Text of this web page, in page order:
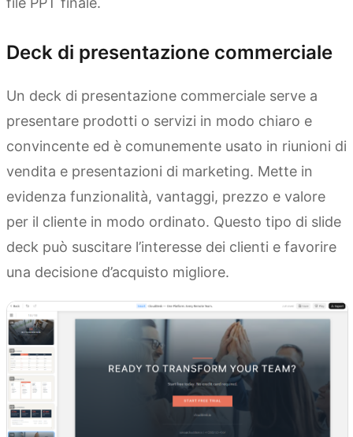
Deck di presentazione commerciale
Un deck di presentazione commerciale serve a
presentare prodotti o servizi in modo chiaro e
convincente ed è comunemente usato in riunioni di
vendita e presentazioni di marketing. Mette in
evidenza funzionalità, vantaggi, prezzo e valore
per il cliente in modo ordinato. Questo tipo di slide
deck può suscitare l’interesse dei clienti e favorire
una decisione d’acquisto migliore.